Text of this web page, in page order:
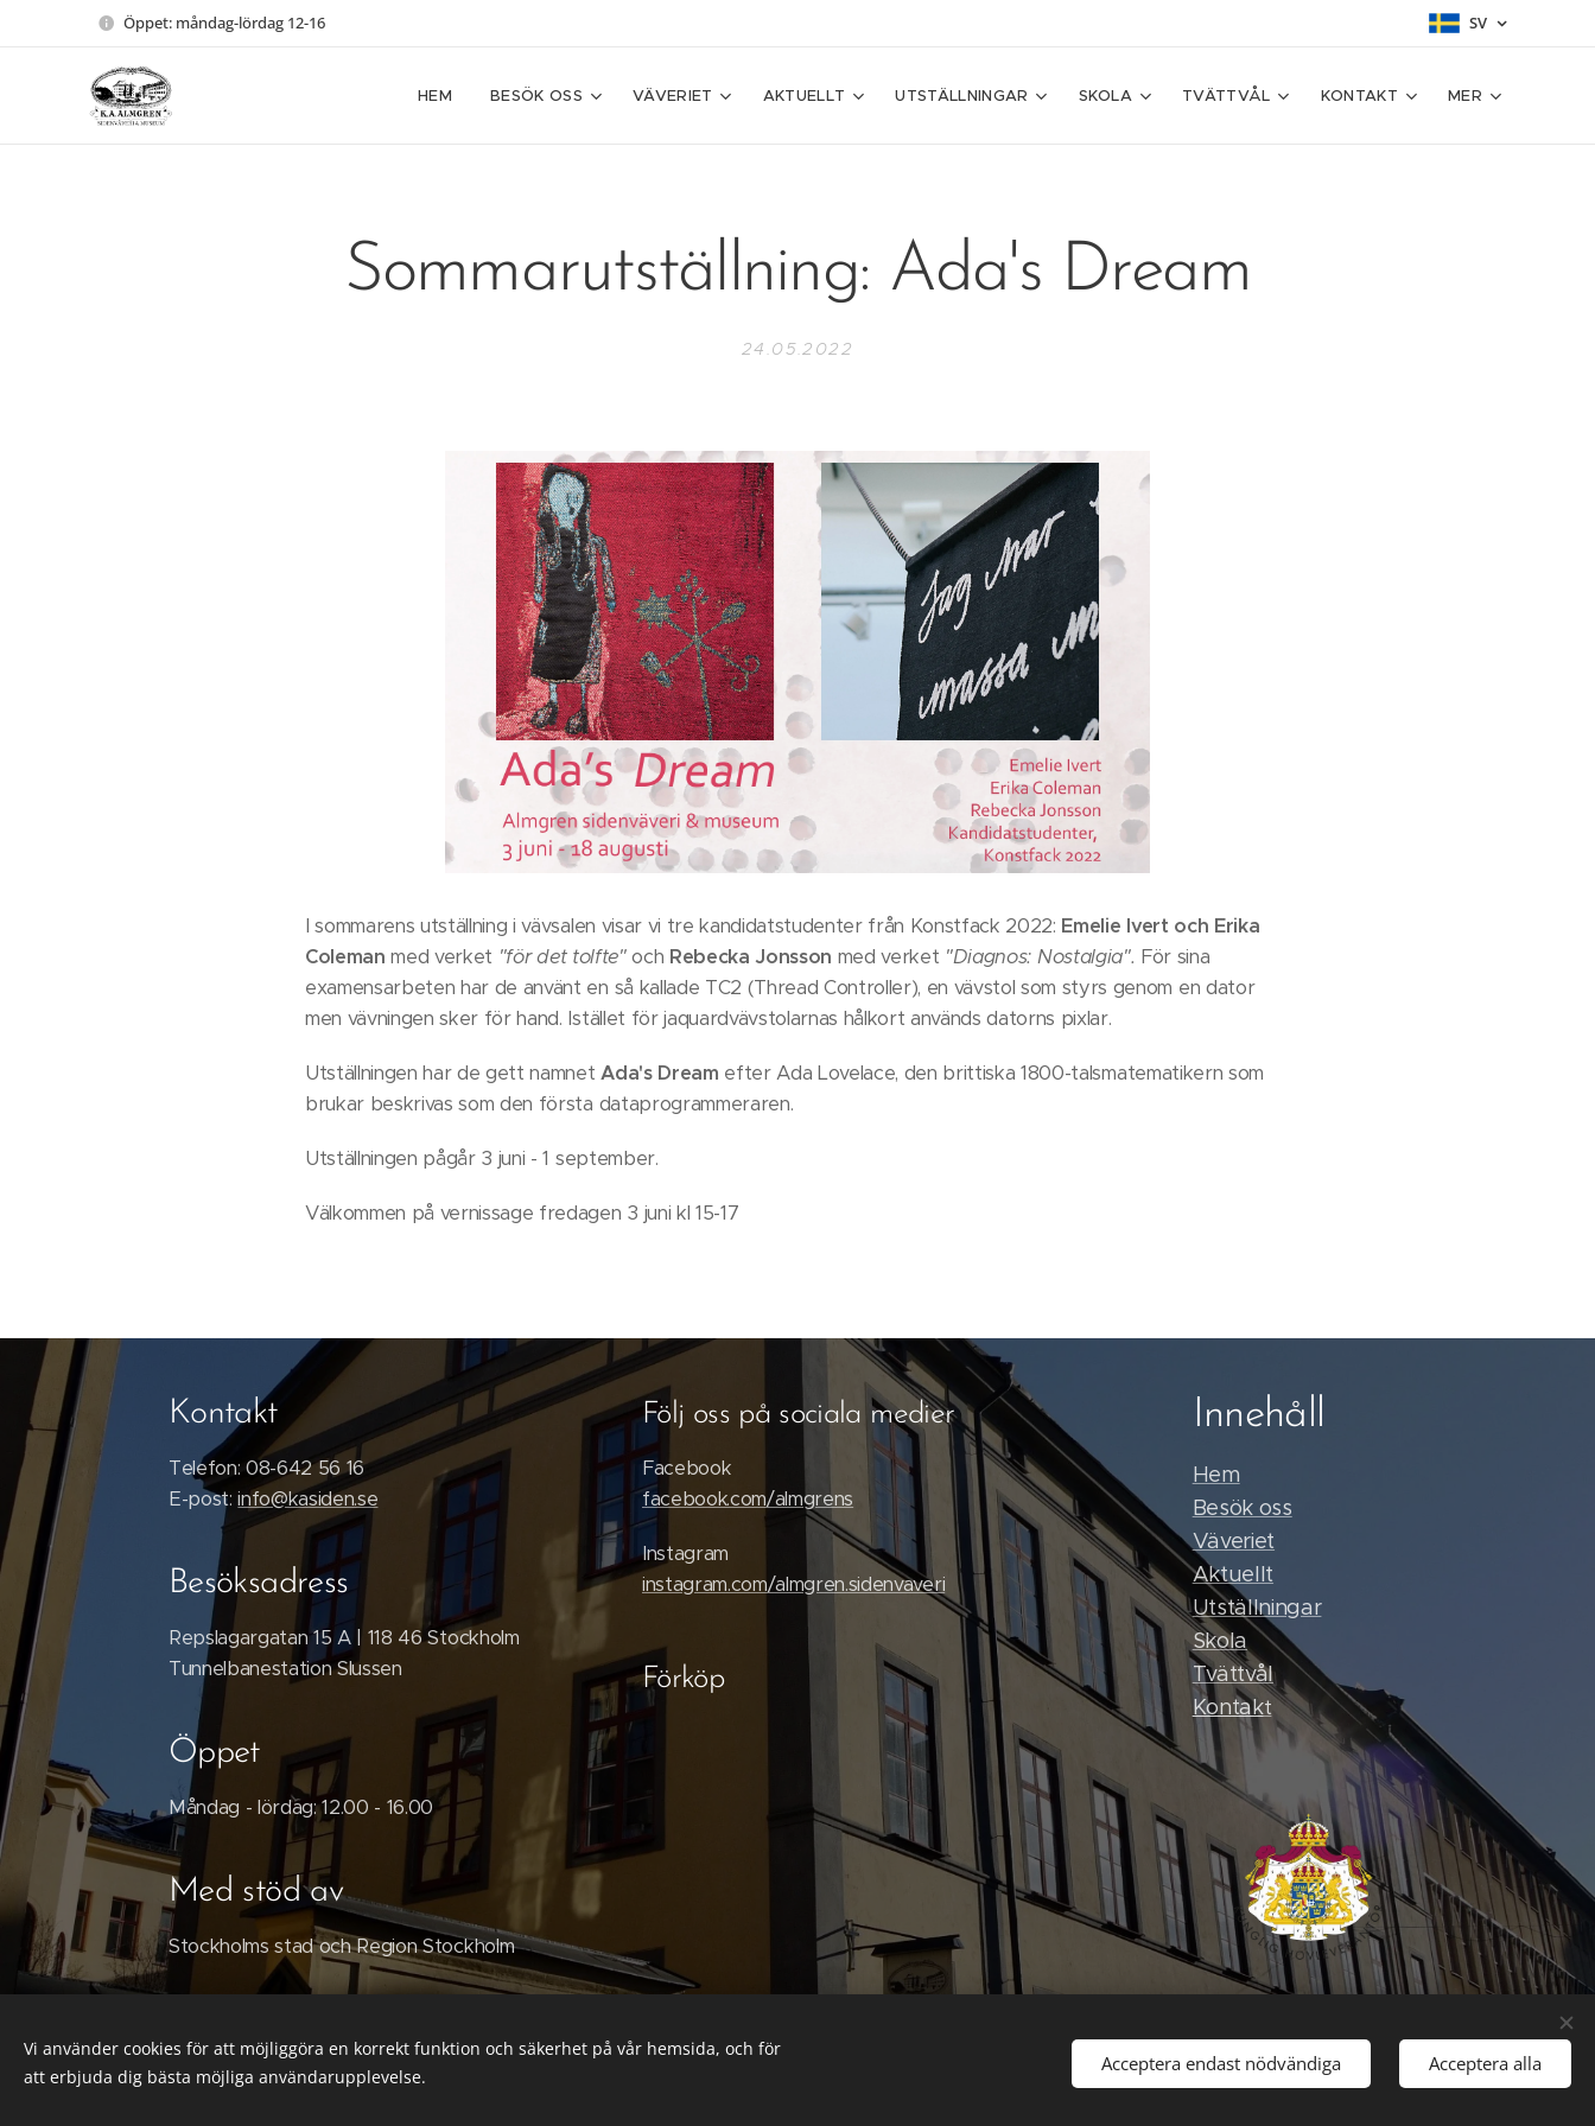
Öppet: måndag-lördag 12-16 SV
HEM BESÖK OSS VÄVERIET AKTUELLT UTSTÄLLNINGAR SKOLA TVÄTTVÅL KONTAKT MER
Sommarutställning: Ada's Dream
24.05.2022
I sommarens utställning i vävsalen visar vi tre kandidatstudenter från Konstfack 2022: Emelie Ivert och Erika
Colemanmed verket "för det tolfte"och Rebecka Jonsson med verket "Diagnos: Nostalgia". För sina
examensarbeten har de använt en så kallade TC2 (Thread Controller), en vävstol som styrs genom en dator
men vävningen sker för hand. Istället för jaquardvävstolarnas hålkort används datorns pixlar.
Utställningen har de gett namnetAda's Dream efter Ada Lovelace, den brittiska 1800-talsmatematikern som
brukar beskrivas som den första dataprogrammeraren.
Utställningen pågår 3 juni - 1 september.
Välkommen på vernissage fredagen 3 juni kl 15-17
Kontakt
Telefon: 08-642 56 16
E-post:info@kasiden.se
Besöksadress
Repslagargatan 15 A | 118 46 Stockholm
Tunnelbanestation Slussen
Öppet
Måndag - lördag: 12.00 - 16.00
Med stöd av
Stockholms stad och Region Stockholm
Följ oss på sociala medier
Facebook
facebook.com/almgrens
Instagram
instagram.com/almgren.sidenvaveri
Förköp
Innehåll
Hem
Besök oss
Väveriet
Aktuellt
Utställningar
Skola
Tvättvål
Kontakt
Vi använder cookies för att möjliggöra en korrekt funktion och säkerhet på vår hemsida, och för
att erbjuda dig bästa möjliga användarupplevelse.
Acceptera endast nödvändiga Acceptera alla